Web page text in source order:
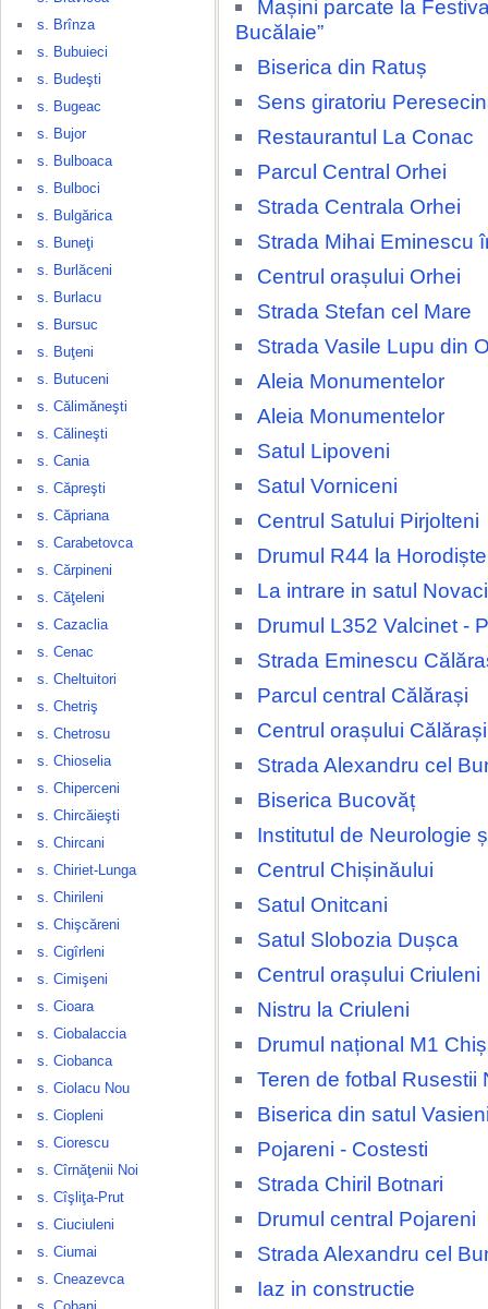
s. Brînza
s. Bubuieci
s. Budeşti
s. Bugeac
s. Bujor
s. Bulboaca
s. Bulboci
s. Bulgărica
s. Buneţi
s. Burlăceni
s. Burlacu
s. Bursuc
s. Buţeni
s. Butuceni
s. Călimăneşti
s. Călineşti
s. Cania
s. Căpreşti
s. Căpriana
s. Carabetovca
s. Cărpineni
s. Căţeleni
s. Cazaclia
s. Cenac
s. Cheltuitori
s. Chetriş
s. Chetrosu
s. Chioselia
s. Chiperceni
s. Chircăieşti
s. Chircani
s. Chiriet-Lunga
s. Chirileni
s. Chişcăreni
s. Cigîrleni
s. Cimişeni
s. Cioara
s. Ciobalaccia
s. Ciobanca
s. Ciolacu Nou
s. Ciopleni
s. Ciorescu
s. Cîrnăţenii Noi
s. Cîşliţa-Prut
s. Ciuciuleni
s. Ciumai
s. Cneazevca
Mașini parcate la
Bucălaie”
Biserica din Ratuș
Sens giratoriu
Restaurantul La Conac
Parcul Central Orhei
Strada Centrala Orhei
Strada Mihai Eminescu
Centrul orașului Orhei
Strada Stefan cel Mare
Strada Vasile Lupu din
Aleia Monumentelor
Aleia Monumentelor
Satul Lipoveni
Satul Vorniceni
Centrul Satului Pirjolteni
Drumul R44 la Horodiște
La intrare in satul Novaci
Drumul L352 Valcinet -
Strada Eminescu
Parcul central Călărași
Centrul orașului Călărași
Strada Alexandru cel
Biserica Bucovăț
Institutul de Neurologie
Centrul Chișinăului
Satul Onitcani
Satul Slobozia Dușca
Centrul orașului Criuleni
Nistru la Criuleni
Drumul național M1
Teren de fotbal Rusestii
Biserica din satul
Pojareni - Costesti
Strada Chiril Botnari
Drumul central Pojareni
Strada Alexandru cel
Iaz in constructie